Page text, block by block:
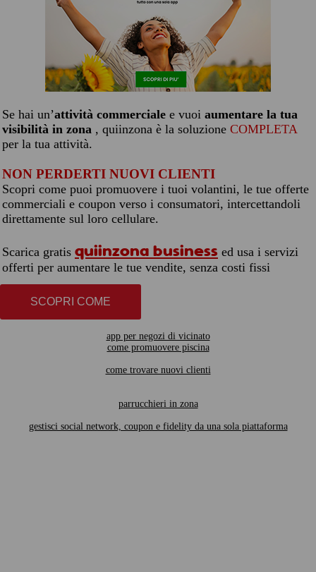
Se hai un’attività commerciale e vuoi aumentare la tua
visibilità in zona , quiinzona è la soluzione COMPLETA
per la tua attività.
NON PERDERTI NUOVI CLIENTI
Scopri come puoi promuovere i tuoi volantini, le tue offerte
commerciali e coupon verso i consumatori, intercettandoli
direttamente sul loro cellulare.
Scarica gratis quiinzona business ed usa i servizi
offerti per aumentare le tue vendite, senza costi fissi
SCOPRI COME
app per negozi di vicinato
come promuovere piscina
come trovare nuovi clienti
parrucchieri in zona
gestisci social network, coupon e fidelity da una sola piattaforma